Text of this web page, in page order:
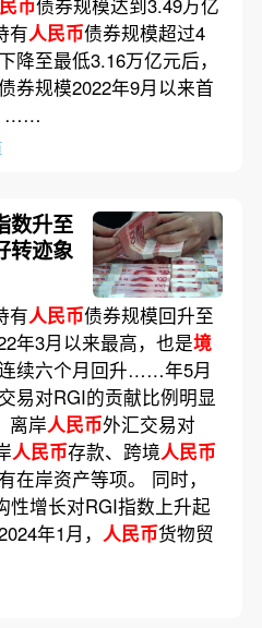
有人民币债券规模超过4
降至最低3.16万亿元后，
券规模2022年9月以来首
……
数升至
转迹象
有人民币债券规模回升至
年3月以来最高，也是境
续六个月回升……年5月
易对RGI的贡献比例明显
离岸人民币外汇交易对
人民币存款、跨境人民币
在岸资产等项。 同时，
性增长对RGI指数上升起
年1月， 人民币货物贸